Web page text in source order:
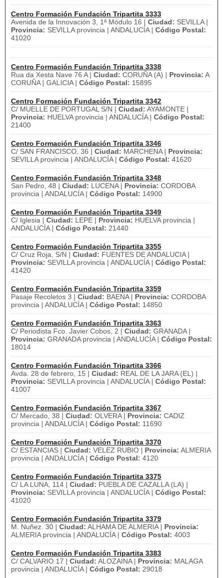
Centro Formación Fundación Tripartita 3333
Avenida de la Innovación 3, 1ª Módulo 16 | Ciudad: SEVILLA |
Provincia: SEVILLA provincia | ANDALUCÍA | Código Postal:
41020
Centro Formación Fundación Tripartita 3338
Rua da Xesta Nave 76 A | Ciudad: CORUÑA (A) | Provincia: A
CORUÑA | GALICIA | Código Postal: 15895
Centro Formación Fundación Tripartita 3342
C/ MUELLE DE PORTUGAL S/N | Ciudad: AYAMONTE |
Provincia: HUELVA provincia | ANDALUCÍA | Código Postal:
21400
Centro Formación Fundación Tripartita 3346
C/ SAN FRANCISCO, 36 | Ciudad: MARCHENA | Provincia:
SEVILLA provincia | ANDALUCÍA | Código Postal: 41620
Centro Formación Fundación Tripartita 3348
San Pedro, 48 | Ciudad: LUCENA | Provincia: CORDOBA
provincia | ANDALUCÍA | Código Postal: 14900
Centro Formación Fundación Tripartita 3349
C/ Iglesia | Ciudad: LEPE | Provincia: HUELVA provincia |
ANDALUCÍA | Código Postal: 21440
Centro Formación Fundación Tripartita 3355
C/ Cruz Roja, S/N | Ciudad: FUENTES DE ANDALUCIA |
Provincia: SEVILLA provincia | ANDALUCÍA | Código Postal:
41420
Centro Formación Fundación Tripartita 3359
Pasaje Recoletos 3 | Ciudad: BAENA | Provincia: CORDOBA
provincia | ANDALUCÍA | Código Postal: 14850
Centro Formación Fundación Tripartita 3363
C/ Periodista Fco. Javier Cobos, 2 | Ciudad: GRANADA |
Provincia: GRANADA provincia | ANDALUCÍA | Código Postal:
18014
Centro Formación Fundación Tripartita 3366
Avda. 28 de febrero, 15 | Ciudad: REAL DE LA JARA (EL) |
Provincia: SEVILLA provincia | ANDALUCÍA | Código Postal:
41007
Centro Formación Fundación Tripartita 3367
C/ Mercado, 38 | Ciudad: OLVERA | Provincia: CADIZ
provincia | ANDALUCÍA | Código Postal: 11690
Centro Formación Fundación Tripartita 3370
C/ ESTANCIAS | Ciudad: VELEZ RUBIO | Provincia: ALMERIA
provincia | ANDALUCÍA | Código Postal: 4120
Centro Formación Fundación Tripartita 3375
C/ LA LUNA, 114 | Ciudad: PUEBLA DE CAZALLA (LA) |
Provincia: SEVILLA provincia | ANDALUCÍA | Código Postal:
41020
Centro Formación Fundación Tripartita 3379
M. Nuñez. 30 | Ciudad: ALHAMA DE ALMERIA | Provincia:
ALMERIA provincia | ANDALUCÍA | Código Postal: 4003
Centro Formación Fundación Tripartita 3383
C/ CALVARIO 17 | Ciudad: ALOZAINA | Provincia: MALAGA
provincia | ANDALUCÍA | Código Postal: 29018